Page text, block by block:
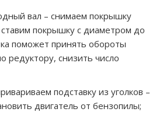
вал – снимаем покрышку
ставим покрышку с диаметром до
поможет принять обороты
редуктору, снизить число
подставку из уголков –
двигатель от бензопилы;